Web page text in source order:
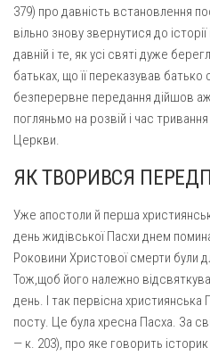
Введення у храм
Вознесіння ГНІХ (с.
Вознесіння
Пророка Іллі (смт.
Св. Апостола Андрія
Св. Миколая (с.
Успіння Пресвятої
Успіння Пресвятої
Парохії Сумської області
Введення в храм
Матері Божої
379) про давність встановлення
вільно знову звернутися до
давній і те, як усі святі дуже
батьках, що її переказував
безпе­рервне передання дійшов
поглянь­мо на розвій і час
Церкви.
ЯК ТВОРИВСЯ
Уже апостоли й перша
день жидівської Пасхи днем
Роковини Христової смерти були
Тож,щоб його належно
день. І так первісна християнська
посту. Це була хресна Пасха. За
— к. 203), про яке говорить